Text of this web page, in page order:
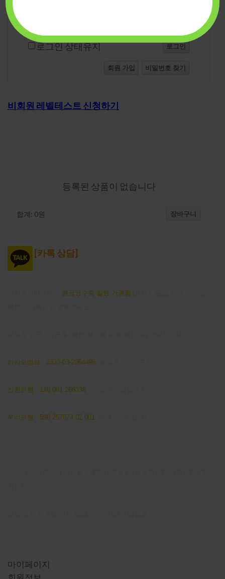
로그인 상태유지 로그인
회원 가입 비밀번호 찾기
비회원 레벨테스트 신청하기
등록된 상품이 없습니다
합계: 0원 장바구니
[카톡 상담]
현금영수증 발행 가맹점
카카오뱅크 : 3333-03-2064496
신한은행 : 110 081 266338
우리은행 : 590 257074 02 001
마이페이지